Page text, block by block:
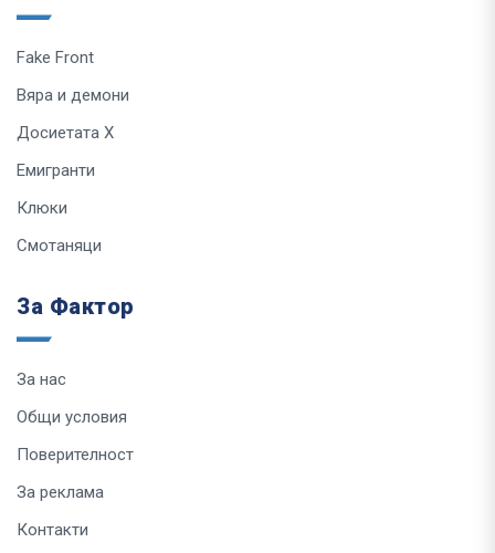
Fake Front
Вяра и демони
Досиетата Х
Емигранти
Клюки
Смотаняци
За Фактор
За нас
Общи условия
Поверителност
За реклама
Контакти